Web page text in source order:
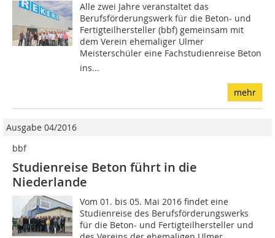
Alle zwei Jahre veranstaltet das
Berufsförderungswerk für die Beton- und
Fertigteilhersteller (bbf) gemeinsam mit
dem Verein ehemaliger Ulmer
Meisterschüler eine Fachstudienreise Beton
ins...
mehr
Ausgabe 04/2016
bbf
Studienreise Beton führt in die
Niederlande
Vom 01. bis 05. Mai 2016 findet eine
Studienreise des Berufsförderungswerks
für die Beton- und Fertigteilhersteller und